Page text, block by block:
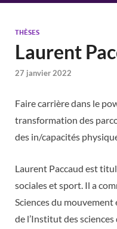
THÈSES
Laurent
27 janvier 2022
Faire carrière dans le
transformation des
des in/capacités
Laurent Paccaud est
sociales et sport. Il a
Sciences du
de l’Institut des